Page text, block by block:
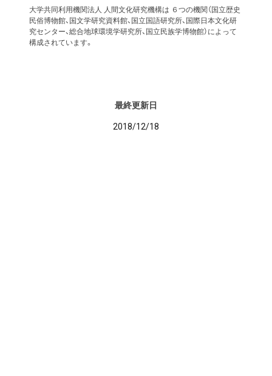
大学共同利用機関法人 人間文化研究機構は ６つの機関（国立歴史
民俗博物館、国文学研究資料館、国立国語研究所、国際日本文化研
究センター、総合地球環境学研究所、国立民族学博物館）によって
構成されています。
最終更新日
2018/12/18